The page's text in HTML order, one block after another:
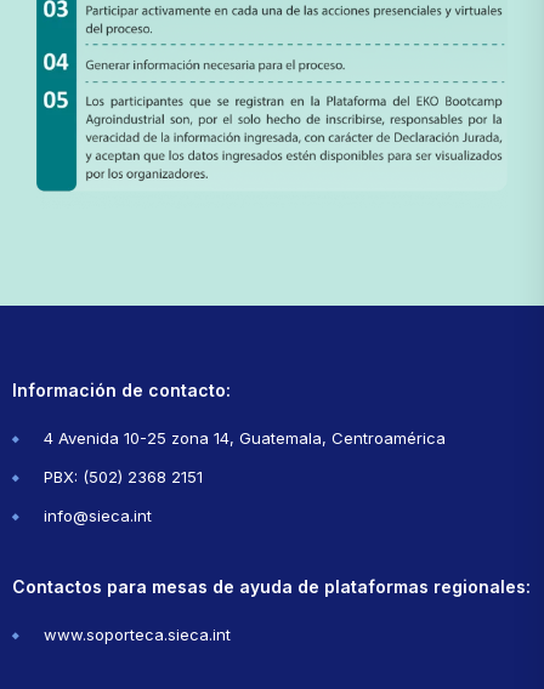
Información de contacto:
4 Avenida 10-25 zona 14, Guatemala, Centroamérica
PBX: (502) 2368 2151
info@sieca.int
Contactos para mesas de ayuda de plataformas regionales:
www.soporteca.sieca.int